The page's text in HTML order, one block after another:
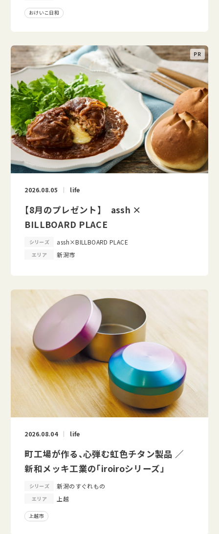
おけいこ日和
2026.08.05 life
【8月のプレゼント】 assh ×
BILLBOARD PLACE
シリーズ assh×BILLBOARD PLACE
エリア 新潟市
2026.08.04 life
町工場が作る、心弾む虹色チタン製品 ／
新和メッキ工業の「iroiroシリーズ」
シリーズ 新潟のすぐれもの
エリア 上越
上越市